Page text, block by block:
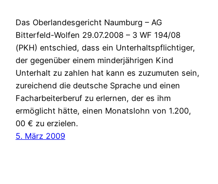
Das Oberlandesgericht Naumburg – AG
Bitterfeld-Wolfen 29.07.2008 – 3 WF 194/08
(PKH) entschied, dass ein Unterhaltspflichtiger,
der gegenüber einem minderjährigen Kind
Unterhalt zu zahlen hat kann es zuzumuten sein,
zureichend die deutsche Sprache und einen
Facharbeiterberuf zu erlernen, der es ihm
ermöglicht hätte, einen Monatslohn von 1.200,
00 € zu erzielen.
5. März 2009